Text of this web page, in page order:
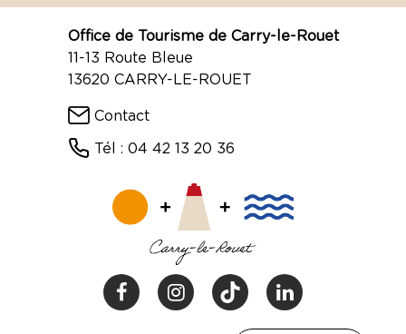
Office de Tourisme de Carry-le-Rouet
11-13 Route Bleue
13620 CARRY-LE-ROUET
Contact
Tél : 04 42 13 20 36